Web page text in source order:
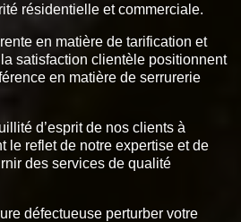
résidentielle et commerciale.
en matière de tarification et
satisfaction clientèle positionnent
en matière de serrurerie
d’esprit de nos clients à
le reflet de notre expertise et de
des services de qualité
défectueuse perturber votre